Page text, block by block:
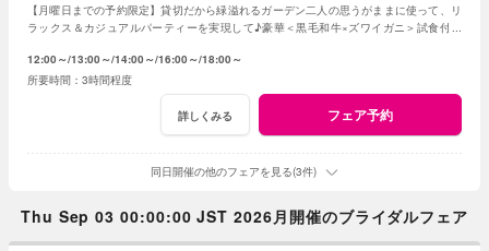
【月曜日までの予約限定】貸切だから緑溢れるガーデン二人の思うがままに使って、リ
ラックス＆カジュアルパーティーを実現して♪豪華＜黒毛和牛×ズワイガニ＞試食付き
12:00～ 13:00～ 14:00～ 16:00～ 18:00～
3時間程度
詳しくみる フェア予約
同日開催の他のフェアを見る(3件)
Thu Sep 03 00:00:00 JST 2026月開催のブライダルフェア